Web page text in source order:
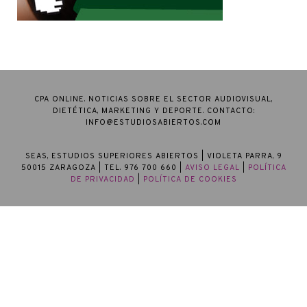
CPA ONLINE. NOTICIAS SOBRE EL SECTOR AUDIOVISUAL,
DIETÉTICA, MARKETING Y DEPORTE. CONTACTO:
INFO@ESTUDIOSABIERTOS.COM
SEAS, ESTUDIOS SUPERIORES ABIERTOS
| VIOLETA PARRA, 9
50015 ZARAGOZA | TEL. 976 700 660 | AVISO LEGAL
POLÍTICA
DE PRIVACIDAD
POLÍTICA DE COOKIES